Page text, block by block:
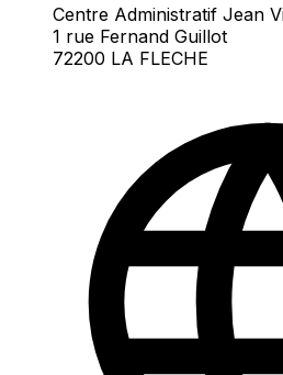
Centre Administratif Jean
1 rue Fernand Guillot
72200 LA FLECHE